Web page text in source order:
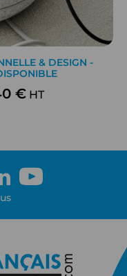
& DESIGN -
€HT